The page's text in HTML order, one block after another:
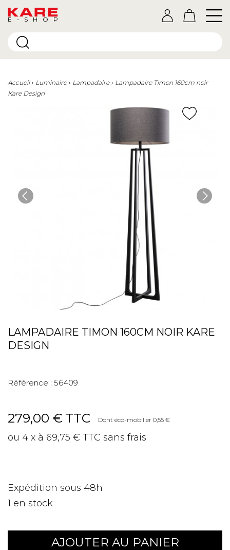
E-SHOP
Accueil Luminaire Lampadaire
Lampadaire Timon 160cm noir
Kare Design
LAMPADAIRE TIMON 160CM NOIR KARE
DESIGN
Référence : 56409
279,00 € TTC Dont éco-mobilier 0,55 €
ou 4 x à 69,75 € TTC sans frais
Expédition sous 48h
1 en stock
AJOUTER AU PANIER